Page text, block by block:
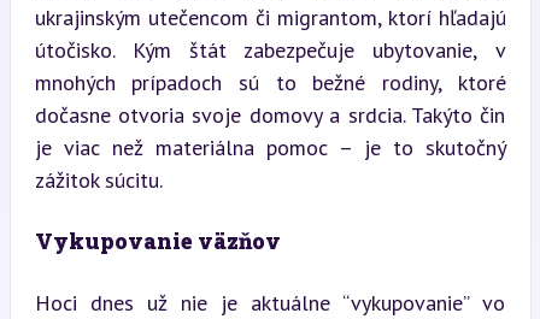
ukrajinským utečencom či migrantom, ktorí hľadajú
útočisko. Kým štát zabezpečuje ubytovanie, v
mnohých prípadoch sú to bežné rodiny, ktoré
dočasne otvoria svoje domovy a srdcia. Takýto čin
je viac než materiálna pomoc – je to skutočný
zážitok súcitu.
Vykupovanie väzňov
Hoci dnes už nie je aktuálne “vykupovanie” vo